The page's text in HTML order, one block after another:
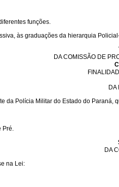
funções.
às graduações da hierarquia
DA COMISSÃO DE
DA
da Polícia Militar do Estado do Paraná,
Pré.
DA
na Lei: